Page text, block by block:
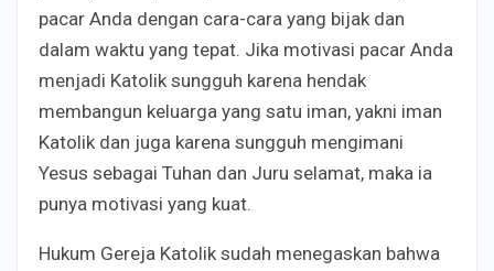
pacar Anda dengan cara-cara yang bijak dan
dalam waktu yang tepat. Jika motivasi pacar Anda
menjadi Katolik sungguh karena hendak
membangun keluarga yang satu iman, yakni iman
Katolik dan juga karena sungguh mengimani
Yesus sebagai Tuhan dan Juru selamat, maka ia
punya motivasi yang kuat.
Hukum Gereja Katolik sudah menegaskan bahwa